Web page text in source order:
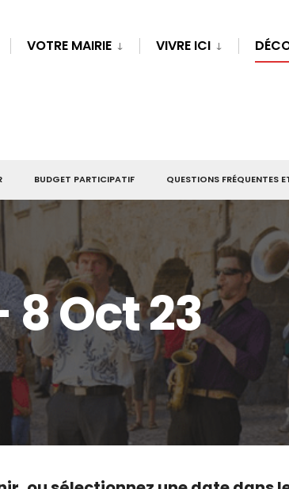
VOTRE MAIRIE VIVRE ICI
BUDGET PARTICIPATIF QUESTIONS FRÉQUENTES
Oct 23